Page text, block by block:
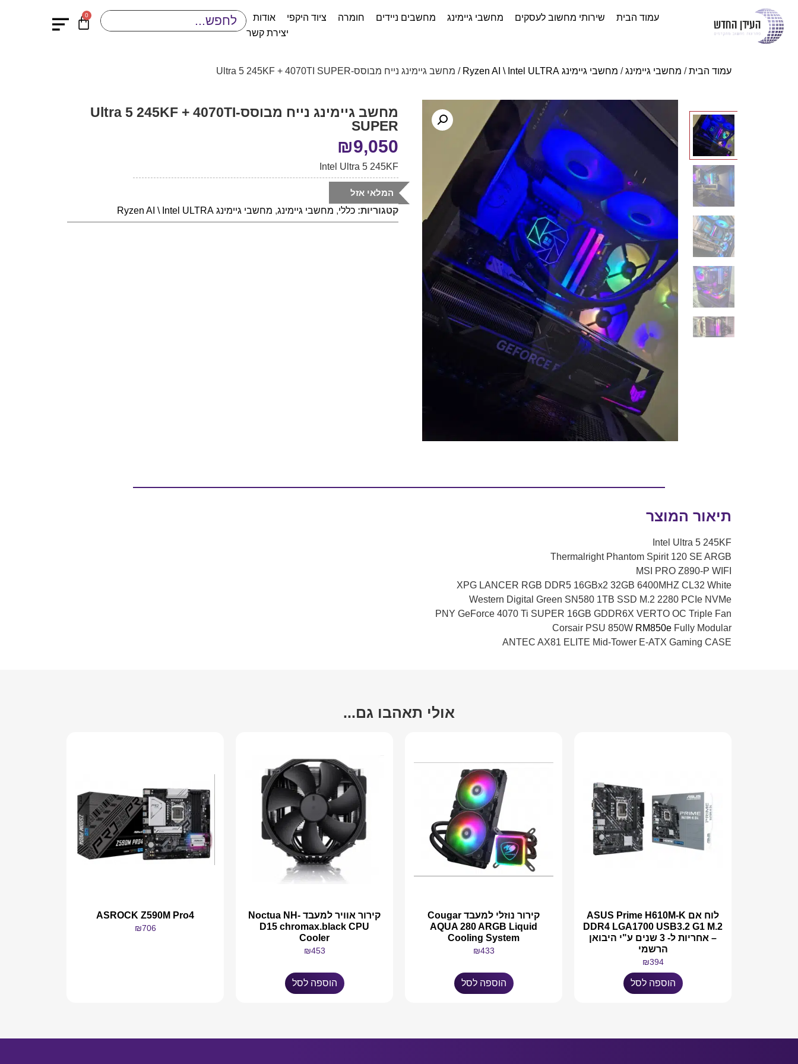
עמוד הבית שירותי מחשוב לעסקים מחשבי גיימינג מחשבים ניידים חומרה ציוד היקפי
אודות
יצירת קשר
0
עמוד הבית/ מחשבי גיימינג/ מחשבי גיימינג Ryzen AI \ Intel ULTRA / מחשב גיימינג נייח מבוסס-Ultra 5 245KF + 4070TI SUPER
מחשב גיימינג נייח מבוסס-Ultra 5 245KF + 4070TI
SUPER
₪9,050
Intel Ultra 5 245KF
המלאי אזל
קטגוריות: כללי, מחשבי גיימינג, מחשבי גיימינג Ryzen AI \ Intel ULTRA
תיאור המוצר
Intel Ultra 5 245KF
Thermalright Phantom Spirit 120 SE ARGB
MSI PRO Z890-P WIFI
XPG LANCER RGB DDR5 16GBx2 32GB 6400MHZ CL32 White
Western Digital Green SN580 1TB SSD M.2 2280 PCIe NVMe
PNY GeForce 4070 Ti SUPER 16GB GDDR6X VERTO OC Triple Fan
Corsair PSU 850W RM850e Fully Modular
ANTEC AX81 ELITE Mid-Tower E-ATX Gaming CASE
אולי תאהבו גם...
לוח אם ASUS Prime H610M-K
DDR4 LGA1700 USB3.2 G1 M.2
– אחריות ל- 3 שנים ע"י היבואן
הרשמי
₪394
הוספה לסל
קירור נוזלי למעבד Cougar
AQUA 280 ARGB Liquid
Cooling System
₪433
הוספה לסל
קירור אוויר למעבד Noctua NH-
D15 chromax.black CPU
Cooler
₪453
הוספה לסל
ASROCK Z590M Pro4
₪706